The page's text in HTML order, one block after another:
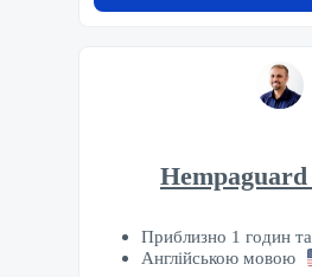
Приблизно 1 годин
Англійською мовою